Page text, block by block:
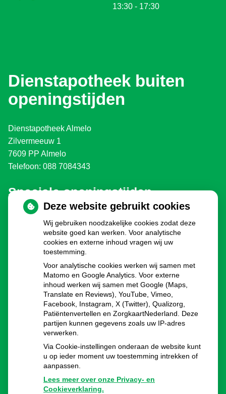
13:30 tot
- 17:30
Dienstapotheek buiten
openingstijden
Dienstapotheek Almelo
Zilvermeeuw 1
7609 PP Almelo
Telefoon: 088 7084343
Speciale openingstijden
Eerste en Tweede Paasdag:gesloten
Koningsdag:gesloten
Bevrijdingsdag 2030, 2035, 2040 enz.:gesloten
Hemelvaartsdag:gesloten
Pinksteren:
gesloten
Dag voor kerst:8.00 - 16.00u
Eerste en Tweede Kerstdag:gesloten
Oudejaarsdag:8.00 - 16.00u
Nieuwjaarsdag:gesloten
Deze website gebruikt cookies
Wij gebruiken noodzakelijke cookies zodat deze
website goed kan werken. Voor analytische
cookies en externe inhoud vragen wij uw
toestemming.
Voor analytische cookies werken wij samen met
Matomo en Google Analytics. Voor externe
inhoud werken wij samen met Google (Maps,
Translate en Reviews), YouTube, Vimeo,
Facebook, Instagram, X (Twitter), Qualizorg,
Patiëntenvertellen en ZorgkaartNederland. Deze
partijen kunnen gegevens zoals uw IP-adres
verwerken.
Via Cookie-instellingen onderaan de website kunt
u op ieder moment uw toestemming intrekken of
aanpassen.
Lees meer over onze Privacy- en
Cookieverklaring.